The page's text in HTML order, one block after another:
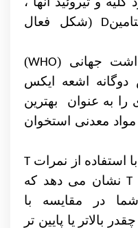
D (شکل فعال
جهانی (WHO
)
اشعه ایکس
به عنوان بهترین
مواد معدنی استخوان
استفاده از نمرات T
T نشان می دهد که
در مقایسه با
30 ساله ، چقدر بالاتر یا پایین تر